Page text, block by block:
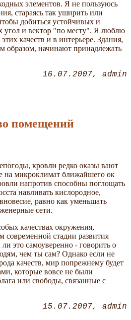
элементов. Я не пользуюсь
стараясь так уширить или
добиться ус­тойчивых и
и вектор "по месту". Я люблю
качеств и в интерьере. Здания,
обра­зом, начинают принадлежать
16.07.2007 admin
помещений
кровли редко оказы вают
на микроклимат ближайшего ок
напротив способны поглощать
навливать кислородное,
равно как уменьшать
сети.
качествах окружения,
современной стадии развития
это самоуверенно - говорить о
чем ты сам? Однако если не
качеств, мир попрежнему будет
которые вовсе не были
или свободы, связанные с
15.07.2007 admin